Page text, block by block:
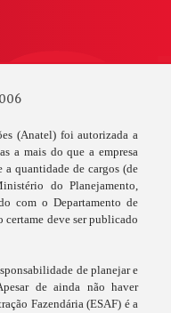
(Anatel) foi autorizada a
a mais do que a empresa
a quantidade de cargos (de
do Planejamento,
com o Departamento de
certame deve ser publicado
de planejar e
de ainda não haver
Fazendária (ESAF) é a